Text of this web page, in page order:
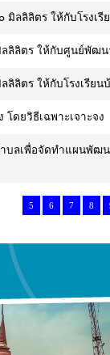
มิลลิลิตร ให้กับโรง
ลิลิตร ให้กับศูนย์พั
ลิลิตร ให้กับโรงเรี
ดยวิธีเฉพาะเจาะจง
บลเพื่อจัดทำแผนพั
5 6 7 8